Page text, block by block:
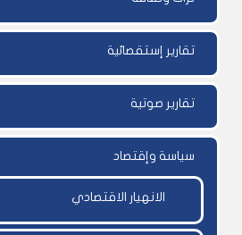
تقارير إستقصائية
تقارير صوتية
سياسة وإقتصاد
الانهيار الاقتصادي